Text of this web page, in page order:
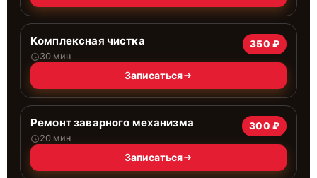
Комплексная чистка
30 мин
350 ₽
Записаться
Ремонт заварного механизма
20 мин
300 ₽
Записаться